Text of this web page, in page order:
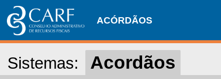
ACÓRDÃOS
Sistemas: Acordãos